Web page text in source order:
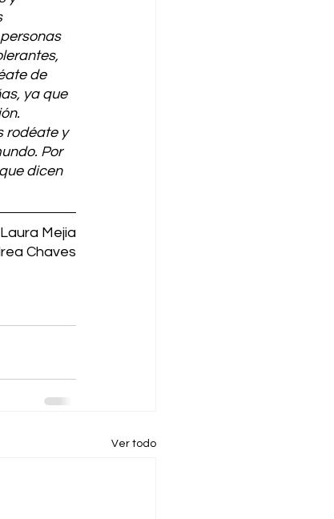
de
ya que
rodéate y
Por
dicen
Mejia
Chaves
Ver todo